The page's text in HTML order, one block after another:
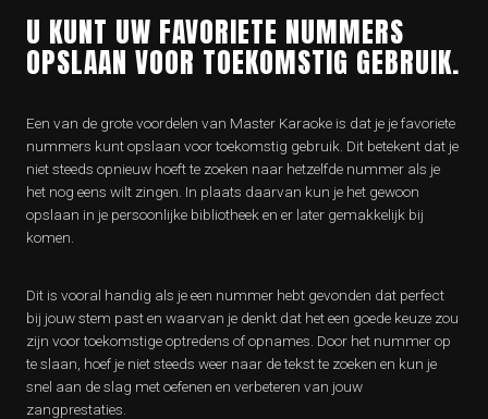
U KUNT UW FAVORIETE NUMMERS
OPSLAAN VOOR TOEKOMSTIG GEBRUIK.
Een van de grote voordelen van Master Karaoke is dat je je favoriete
nummers kunt opslaan voor toekomstig gebruik. Dit betekent dat je
niet steeds opnieuw hoeft te zoeken naar hetzelfde nummer als je
het nog eens wilt zingen. In plaats daarvan kun je het gewoon
opslaan in je persoonlijke bibliotheek en er later gemakkelijk bij
komen.
Dit is vooral handig als je een nummer hebt gevonden dat perfect
bij jouw stem past en waarvan je denkt dat het een goede keuze zou
zijn voor toekomstige optredens of opnames. Door het nummer op
te slaan, hoef je niet steeds weer naar de tekst te zoeken en kun je
snel aan de slag met oefenen en verbeteren van jouw
zangprestaties.